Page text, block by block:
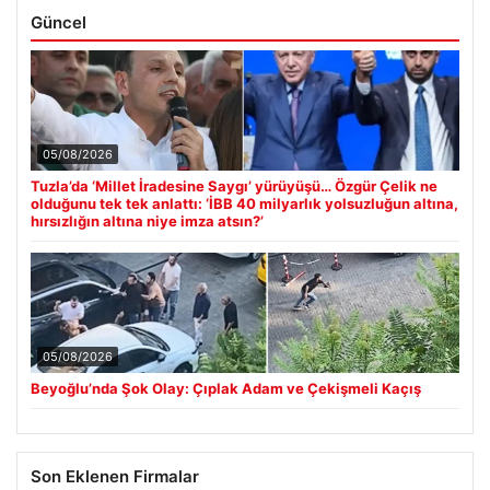
Güncel
05/08/2026
Tuzla’da ‘Millet İradesine Saygı’ yürüyüşü… Özgür Çelik ne
olduğunu tek tek anlattı: ‘İBB 40 milyarlık yolsuzluğun altına,
hırsızlığın altına niye imza atsın?’
05/08/2026
Beyoğlu’nda Şok Olay: Çıplak Adam ve Çekişmeli Kaçış
Son Eklenen Firmalar